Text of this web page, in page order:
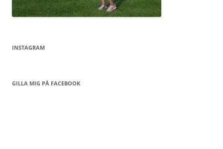
INSTAGRAM
GILLA MIG PÅ FACEBOOK